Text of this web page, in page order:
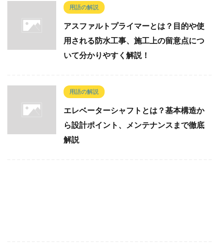
用語の解説
アスファルトプライマーとは？目的や使
用される防水工事、施工上の留意点につ
いて分かりやすく解説！
用語の解説
エレベーターシャフトとは？基本構造か
ら設計ポイント、メンテナンスまで徹底
解説